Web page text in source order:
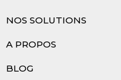
NOS SOLUTIONS
A PROPOS
BLOG